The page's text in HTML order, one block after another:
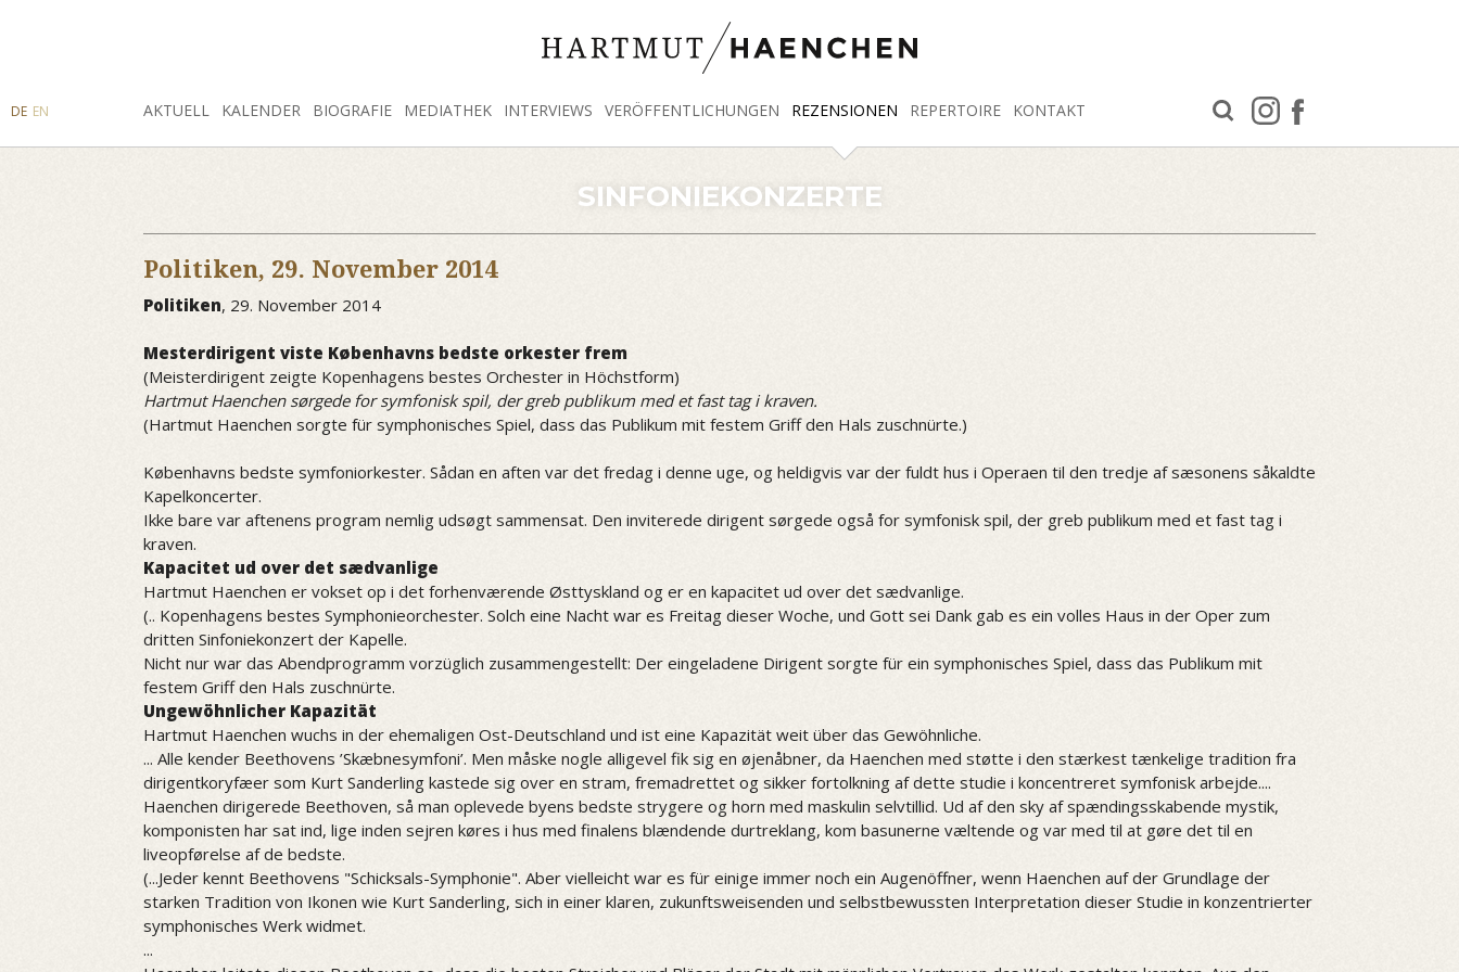
AKTUELL KALENDER BIOGRAFIE MEDIATHEK INTERVIEWS VERÖFFENTLICHUNGEN REZENSIONEN REPERTOIRE KONTAKT
FACEBOOK
INSTAGRAM
SUCHE
DE EN
SINFONIEKONZERTE
Politiken, 29. November 2014
Politiken, 29. November 2014
Mesterdirigent viste Københavns bedste orkester frem
(Meisterdirigent zeigte Kopenhagens bestes Orchester in Höchstform)
Hartmut Haenchen sørgede for symfonisk spil, der greb publikum med et fast tag i kraven.
(Hartmut Haenchen sorgte für symphonisches Spiel, dass das Publikum mit festem Griff den Hals zuschnürte.)
Københavns bedste symfoniorkester. Sådan en aften var det fredag i denne uge, og heldigvis var der fuldt hus i Operaen til den tredje af sæsonens såkaldte
Kapelkoncerter.
Ikke bare var aftenens program nemlig udsøgt sammensat. Den inviterede dirigent sørgede også for symfonisk spil, der greb publikum med et fast tag i
kraven.
Kapacitet ud over det sædvanlige
Hartmut Haenchen er vokset op i det forhenværende Østtyskland og er en kapacitet ud over det sædvanlige.
(.. Kopenhagens bestes Symphonieorchester. Solch eine Nacht war es Freitag dieser Woche, und Gott sei Dank gab es ein volles Haus in der Oper zum
dritten Sinfoniekonzert der Kapelle.
Nicht nur war das Abendprogramm vorzüglich zusammengestellt: Der eingeladene Dirigent sorgte für ein symphonisches Spiel, dass das Publikum mit
festem Griff den Hals zuschnürte.
Ungewöhnlicher Kapazität
Hartmut Haenchen wuchs in der ehemaligen Ost-Deutschland und ist eine Kapazität weit über das Gewöhnliche.
... Alle kender Beethovens ’Skæbnesymfoni’. Men måske nogle alligevel fik sig en øjenåbner, da Haenchen med støtte i den stærkest tænkelige tradition fra
dirigentkoryfæer som Kurt Sanderling kastede sig over en stram, fremadrettet og sikker fortolkning af dette studie i koncentreret symfonisk arbejde....
Haenchen dirigerede Beethoven, så man oplevede byens bedste strygere og horn med maskulin selvtillid. Ud af den sky af spændingsskabende mystik,
komponisten har sat ind, lige inden sejren køres i hus med finalens blændende durtreklang, kom basunerne væltende og var med til at gøre det til en
liveopførelse af de bedste.
(...Jeder kennt Beethovens "Schicksals-Symphonie". Aber vielleicht war es für einige immer noch ein Augenöffner, wenn Haenchen auf der Grundlage der
starken Tradition von Ikonen wie Kurt Sanderling, sich in einer klaren, zukunftsweisenden und selbstbewussten Interpretation dieser Studie in konzentrierter
symphonisches Werk widmet.
...